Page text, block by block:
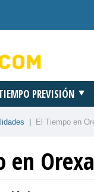
PREVISIÓN
El Tiempo en
en Orexa